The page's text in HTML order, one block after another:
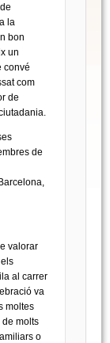
la
bon
un
convé
com
de
de
valorar
al carrer
va
moltes
molts
o